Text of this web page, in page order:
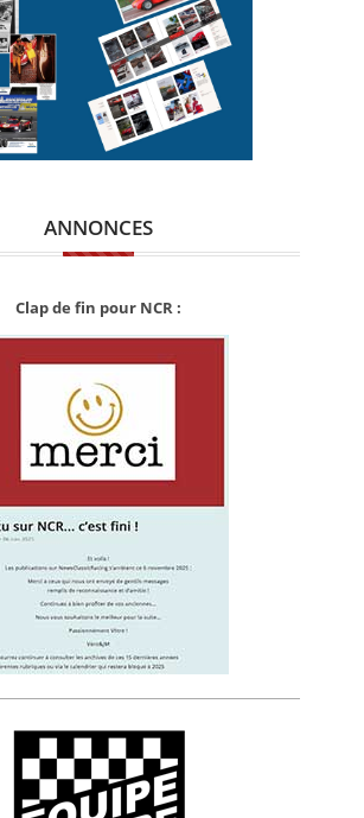
ANNONCES
Clap de fin pour NCR :